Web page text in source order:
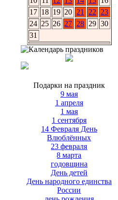
17 18 19 20 21 22
23
24 25 26 27 28 29 30
31
Подарки на праздник
9 мая
1 апреля
1 мая
1 сентября
14 Февраля День
Влюблённых
23 февраля
8 марта
годовщина
День детей
День народного единства
России